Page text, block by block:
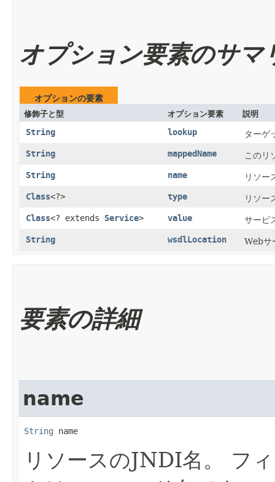
オプション要素のサマ
オプションの要素
修飾子と型 オプション要素 説明
String lookup ターゲ
String mappedName このリ
String name リソー
Class<?> type リソー
Class<? extends Service> value サービ
String wsdlLocation Webサ
要素の詳細
name
String name
リソースのJNDI名。
フ